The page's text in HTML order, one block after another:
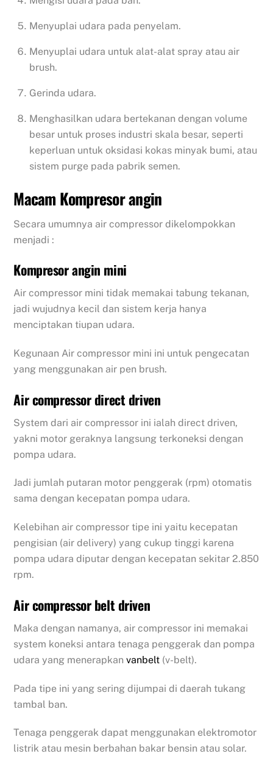
Menyuplai udara pada penyelam.
Menyuplai udara untuk alat-alat spray atau air
brush.
Gerinda udara.
Menghasilkan udara bertekanan dengan volume
besar untuk proses industri skala besar, seperti
keperluan untuk oksidasi kokas minyak bumi, atau
sistem purge pada pabrik semen.
Macam Kompresor angin
Secara umumnya air compressor dikelompokkan
menjadi :
Kompresor angin mini
Air compressor mini tidak memakai tabung tekanan,
jadi wujudnya kecil dan sistem kerja hanya
menciptakan tiupan udara.
Kegunaan Air compressor mini ini untuk pengecatan
yang menggunakan air pen brush.
Air compressor direct driven
System dari air compressor ini ialah direct driven,
yakni motor geraknya langsung terkoneksi dengan
pompa udara.
Jadi jumlah putaran motor penggerak (rpm) otomatis
sama dengan kecepatan pompa udara.
Kelebihan air compressor tipe ini yaitu kecepatan
pengisian (air delivery) yang cukup tinggi karena
pompa udara diputar dengan kecepatan sekitar 2.850
rpm.
Air compressor belt driven
Maka dengan namanya, air compressor ini memakai
system koneksi antara tenaga penggerak dan pompa
udara yang menerapkanvanbelt (v-belt).
Pada tipe ini yang sering dijumpai di daerah tukang
tambal ban.
Tenaga penggerak dapat menggunakan elektromotor
listrik atau mesin berbahan bakar bensin atau solar.